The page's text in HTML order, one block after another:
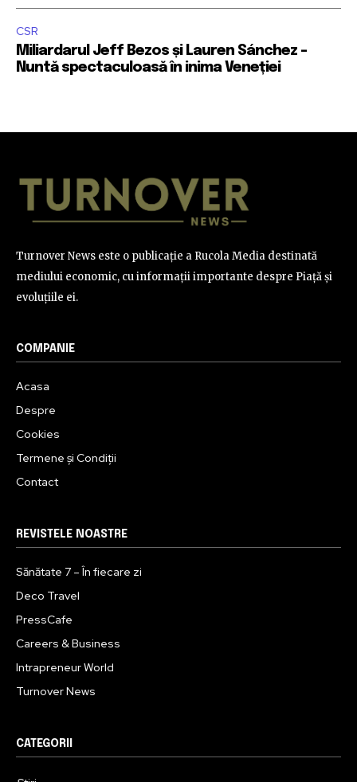
CSR
Miliardarul Jeff Bezos și Lauren Sánchez –
Nuntă spectaculoasă în inima Veneției
Turnover News este o publicație a Rucola Media destinată
mediului economic, cu informații importante despre Piață și
evoluțiile ei.
COMPANIE
Acasa
Despre
Cookies
Termene și Condiții
Contact
REVISTELE NOASTRE
Sănătate 7 – În fiecare zi
Deco Travel
PressCafe
Careers & Business
Intrapreneur World
Turnover News
CATEGORII